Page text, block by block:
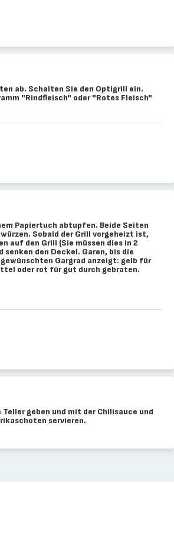
ab. Schalten Sie den Optigrill ein.
"Rindfleisch" oder "Rotes Fleisch"
Papiertuch abtupfen. Beide Seiten
Sobald der Grill vorgeheizt ist,
auf den Grill (Sie müssen dies in 2
senken den Deckel. Garen, bis die
Gargrad anzeigt: gelb für
oder rot für gut durch gebraten.
geben und mit der Chilisauce und
servieren.